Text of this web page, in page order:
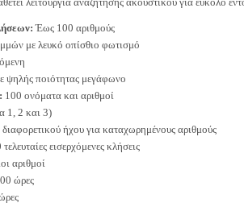
Έως 100 αριθμούς
με λευκό οπίσθιο φωτισμό
ψηλής ποιότητας μεγάφωνο
100 ονόματα και αριθμοί
1, 2 και 3)
ήχου για καταχωρημένους αριθμούς
εισερχόμενες κλήσεις
αριθμοί
ώρες